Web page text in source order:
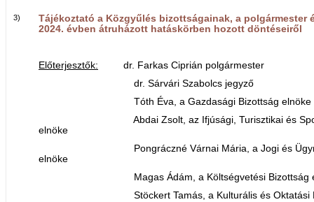
3)
Tájékoztató a Közgyűlés bizottságainak, a polgármester
2024. évben átruházott hatáskörben hozott döntéseiről
Előterjesztők: dr. Farkas Ciprián polgármester
dr. Sárvári Szabolcs jegyző
Tóth Éva, a Gazdasági Bizottság elnöke
Abdai Zsolt, az Ifjúsági, Turisztikai és Sport
elnöke
Pongráczné Várnai Mária, a Jogi és
elnöke
Magas Ádám, a Költségvetési Bizottság
Stöckert Tamás, a Kulturális és Oktatási